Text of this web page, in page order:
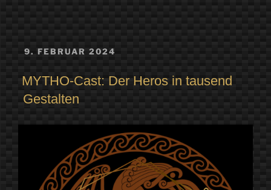
VERÖFFENTLICHT
9. FEBRUAR 2024
MYTHO-Cast: Der Heros in tausend
Gestalten